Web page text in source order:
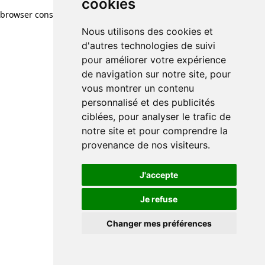
cookies
Nous utilisons des cookies et
d'autres technologies de suivi
pour améliorer votre expérience
de navigation sur notre site, pour
vous montrer un contenu
personnalisé et des publicités
ciblées, pour analyser le trafic de
notre site et pour comprendre la
provenance de nos visiteurs.
J'accepte
Je refuse
Changer mes préférences
browser console for more information)